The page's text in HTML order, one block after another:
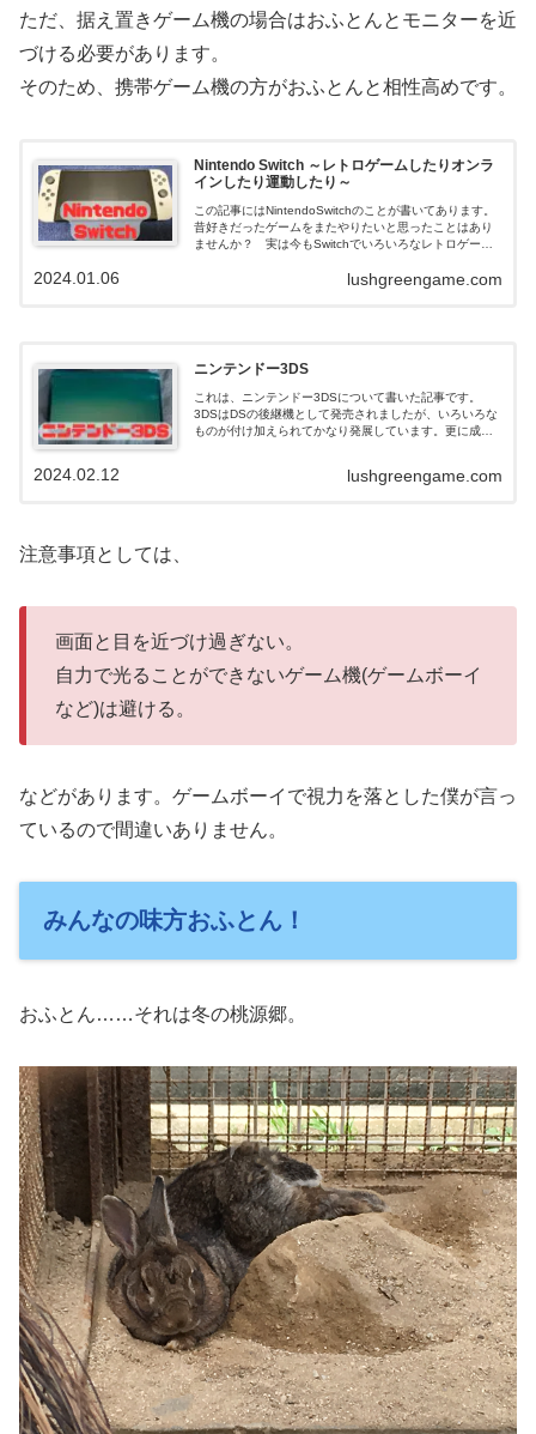
ただ、据え置きゲーム機の場合はおふとんとモニターを近
づける必要があります。
そのため、携帯ゲーム機の方がおふとんと相性高めです。
Nintendo Switch ～レトロゲームしたりオンラ
インしたり運動したり～
この記事にはNintendoSwitchのことが書いてあります。
昔好きだったゲームをまたやりたいと思ったことはあり
ませんか？ 実は今もSwitchでいろいろなレトロゲーム
lushgreengame.com
2024.01.06
ニンテンドー3DS
これは、ニンテンドー3DSについて書いた記事です。
3DSはDSの後継機として発売されましたが、いろいろな
ものが付け加えられてかなり発展しています。更に成長
lushgreengame.com
2024.02.12
注意事項としては、
画面と目を近づけ過ぎない。
自力で光ることができないゲーム機(ゲームボーイ
など)は避ける。
などがあります。ゲームボーイで視力を落とした僕が言っ
ているので間違いありません。
みんなの味方おふとん！
おふとん……それは冬の桃源郷。